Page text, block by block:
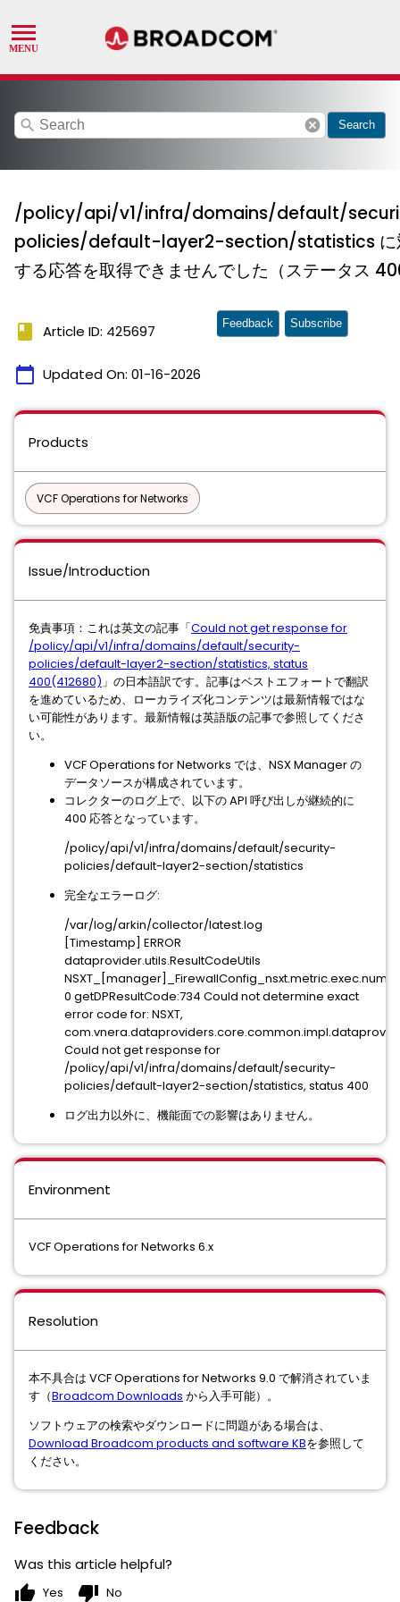
search cancel Search
/policy/api/v1/infra/domains/default/
policies/default-layer2-section/statistics に
する応答を取得できませんでした（ステータス
book Article ID: 425697
calendar_today Updated On: 01-16-2026
Feedback Subscribe
Products
VCF Operations for Networks
Issue/Introduction
免責事項：これは英文の記事「Could not get response for
/policy/api/v1/infra/domains/default/security-
policies/default-layer2-section/statistics, status
400(412680)」の日本語訳です。記事はベストエフォートで翻訳
を進めているため、ローカライズ化コンテンツは最新情報ではな
い可能性があります。最新情報は英語版の記事で参照してくださ
い。
VCF Operations for Networks では、NSX Manager の
データソースが構成されています。
コレクターのログ上で、以下の API 呼び出しが継続的に
400 応答となっています。
/policy/api/v1/infra/domains/default/security-
policies/default-layer2-section/statistics
完全なエラーログ:
/var/log/arkin/collector/latest.log
[Timestamp] ERROR
dataprovider.utils.ResultCodeUtils
0 getDPResultCode:734 Could not determine exact
error code for: NSXT,
Could not get response for
/policy/api/v1/infra/domains/default/security-
policies/default-layer2-section/statistics, status 400
ログ出力以外に、機能面での影響はありません。
Environment
VCF Operations for Networks 6.x
Resolution
本不具合は VCF Operations for Networks 9.0 で解消されていま
す（Broadcom Downloads から入手可能）。
ソフトウェアの検索やダウンロードに問題がある場合は、
Download Broadcom products and software KBを参照して
ください。
Feedback
Was this article helpful?
thumb_up Yes thumb_down No